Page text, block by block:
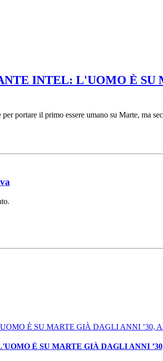
INTEL: L'UOMO È SU
portare il primo essere umano su Marte, ma
È SU MARTE GIÀ DAGLI ANNI